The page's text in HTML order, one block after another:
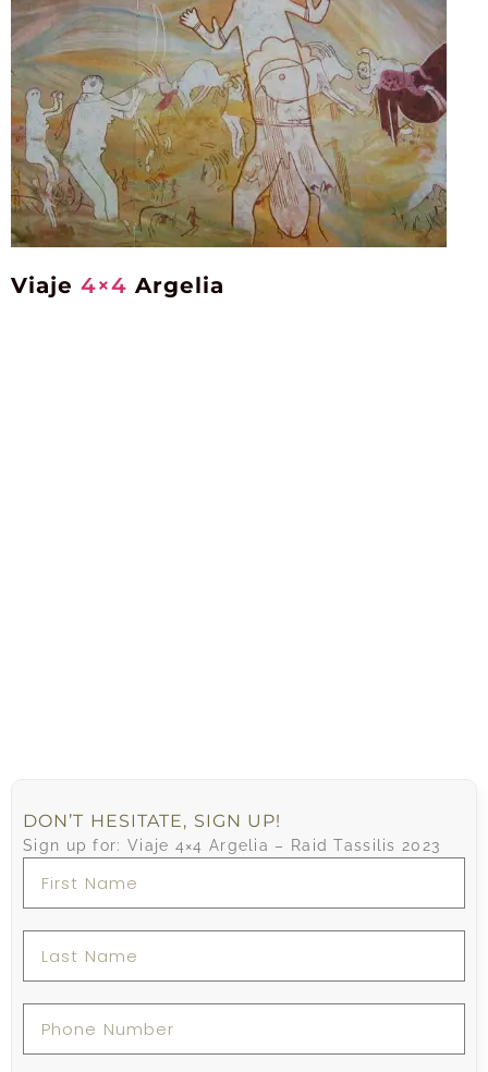
Viaje 4×4 Argelia
DON’T HESITATE, SIGN UP!
Sign up for: Viaje 4×4 Argelia – Raid Tassilis 2023